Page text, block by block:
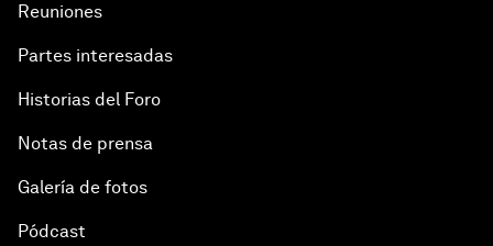
Reuniones
Partes interesadas
Historias del Foro
Notas de prensa
Galería de fotos
Pódcast